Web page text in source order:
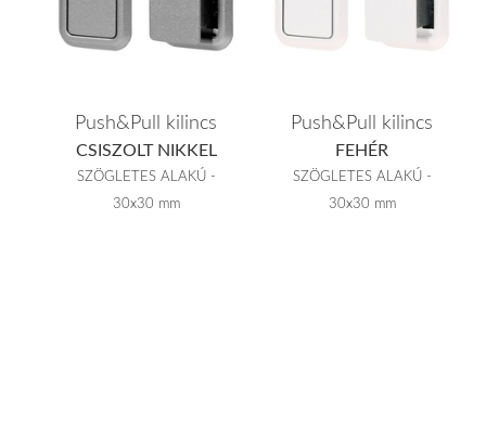
Push&Pull kilincs
CSISZOLT NIKKEL
SZÖGLETES ALAKÚ -
30x30 mm
Push&Pull kilincs
FEHÉR
SZÖGLETES ALAKÚ -
30x30 mm